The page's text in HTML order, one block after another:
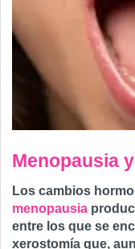
Menopausia
Los cambios
menopausia
entre los que se
xerostomía que,